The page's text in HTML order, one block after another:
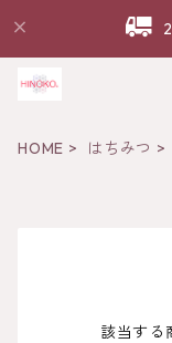
HOME はちみつ
該当する